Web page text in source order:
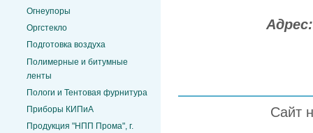
Огнеупоры
Оргстекло
Подготовка воздуха
Полимерные и битумные
ленты
Пологи и Тентовая фурнитура
Приборы КИПиА
Продукция "НПП Прома", г.
Сайт